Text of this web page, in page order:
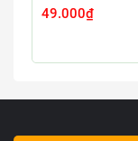
49.000₫